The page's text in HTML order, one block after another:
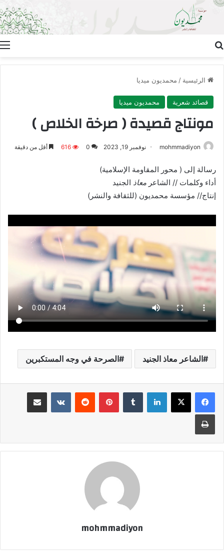
الرئيسية / محمديون ميديا
قصائد شعرية محمديون ميديا
مونتاج قصيدة ( صرخة الخلاص )
mohmmadiyon نوفمبر 19, 2023 0
616 أقل من دقيقة
رسالة إلى ( محور المقاومة الإسلامية)
أداء وكلمات // الشاعر معاذ الجنيد
إنتاج// مؤسسة محمديون (للثقافة والنشر)
الشاعر معاذ الجنيد الصرحة في وجه المستكبرين
لينكدإن بينتيريست مشاركة عبر البريد
طباعة
mohmmadiyon